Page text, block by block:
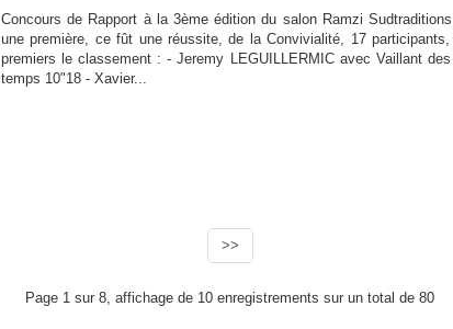
Concours de Rapport à la 3ème édition du salon Ramzi
une première, ce fût une réussite, de la Convivialité, 17
premiers le classement : - Jeremy LEGUILLERMIC avec Vaillant
temps 10"18 - Xavier...
>>
Page 1 sur 8, affichage de 10 enregistrements sur un total de 80